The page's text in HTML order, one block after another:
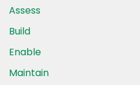
Assess
Build
Enable
Maintain